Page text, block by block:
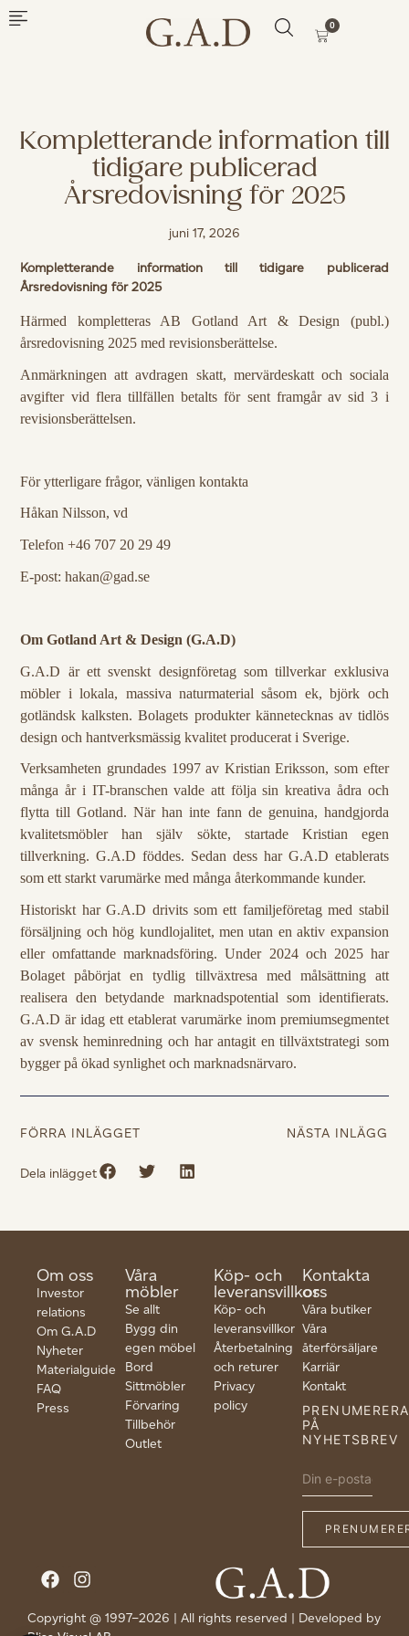
0
Kompletterande information till
tidigare publicerad
Årsredovisning för 2025
juni 17, 2026
Kompletterande information till tidigare publicerad
Årsredovisning för 2025
Härmed kompletteras AB Gotland Art & Design (publ.)
årsredovisning 2025 med revisionsberättelse.
Anmärkningen att avdragen skatt, mervärdeskatt och sociala
avgifter vid flera tillfällen betalts för sent framgår av sid 3 i
revisionsberättelsen.
För ytterligare frågor, vänligen kontakta
Håkan Nilsson, vd
Telefon +46 707 20 29 49
E-post: hakan@gad.se
Om Gotland Art & Design (G.A.D)
G.A.D är ett svenskt designföretag som tillverkar exklusiva
möbler i lokala, massiva naturmaterial såsom ek, björk och
gotländsk kalksten. Bolagets produkter kännetecknas av tidlös
design och hantverksmässig kvalitet producerat i Sverige.
Verksamheten grundades 1997 av Kristian Eriksson, som efter
många år i IT-branschen valde att följa sin kreativa ådra och
flytta till Gotland. När han inte fann de genuina, handgjorda
kvalitetsmöbler han själv sökte, startade Kristian egen
tillverkning. G.A.D föddes. Sedan dess har G.A.D etablerats
som ett starkt varumärke med många återkommande kunder.
Historiskt har G.A.D drivits som ett familjeföretag med stabil
försäljning och hög kundlojalitet, men utan en aktiv expansion
eller omfattande marknadsföring. Under 2024 och 2025 har
Bolaget påbörjat en tydlig tillväxtresa med målsättning att
realisera den betydande marknadspotential som identifierats.
G.A.D är idag ett etablerat varumärke inom premiumsegmentet
av svensk heminredning och har antagit en tillväxtstrategi som
bygger på ökad synlighet och marknadsnärvaro.
FÖRRA INLÄGGET NÄSTA INLÄGG
Dela inlägget
Om oss
Investor
relations
Om G.A.D
Nyheter
Materialguide
FAQ
Press
Våra
möbler
Se allt
Bygg din
egen möbel
Bord
Sittmöbler
Förvaring
Tillbehör
Outlet
Köp- och
leveransvillkor
Köp- och
leveransvillkor
Återbetalning
och returer
Privacy
policy
Kontakta
oss
Våra butiker
Våra
återförsäljare
Karriär
Kontakt
PRENUMERERA
PÅ
NYHETSBREV
Copyright @ 1997–2026 | All rights reserved | Developed by